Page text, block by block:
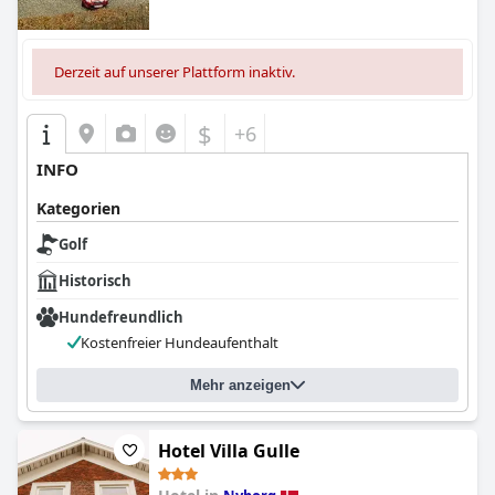
Derzeit auf unserer Plattform inaktiv.
$ +6
INFO
Kategorien
Golf
Historisch
Hundefreundlich
Kostenfreier Hundeaufenthalt
Mehr anzeigen
Hotel Villa Gulle